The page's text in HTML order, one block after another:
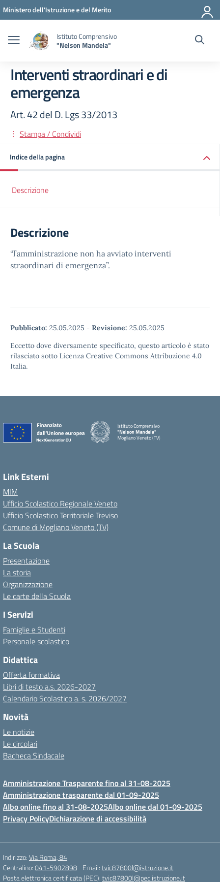
Vai ai contenuti
Vai al menu di navigazione
Vai al footer
Ministero dell'Istruzione e del Merito
Istituto Comprensivo
"Nelson Mandela"
Interventi straordinari e di
emergenza
Art. 42 del D. Lgs 33/2013
Stampa / Condividi
Indice della pagina
Descrizione
Descrizione
“l’amministrazione non ha avviato interventi
straordinari di emergenza”.
Pubblicato: 25.05.2025 - Revisione: 25.05.2025
Eccetto dove diversamente specificato, questo articolo è stato
rilasciato sotto Licenza Creative Commons Attribuzione 4.0
Italia.
Istituto Comprensivo
"Nelson Mandela"
Mogliano Veneto (TV)
Link Esterni
MIM
Ufficio Scolastico Regionale Veneto
Ufficio Scolastico Territoriale Treviso
Comune di Mogliano Veneto (TV)
La Scuola
Presentazione
La storia
Organizzazione
Le carte della Scuola
I Servizi
Famiglie e Studenti
Personale scolastico
Didattica
Offerta formativa
Libri di testo a.s. 2026-2027
Calendario Scolastico a. s. 2026/2027
Novità
Le notizie
Le circolari
Bacheca Sindacale
Amministrazione Trasparente fino al 31-08-2025
Amministrazione trasparente dal 01-09-2025
Albo online fino al 31-08-2025Albo online dal 01-09-2025
Privacy PolicyDichiarazione di accessibilità
Indirizzo:Via Roma, 84
Centralino:041-5902898 Email:tvic87800l@istruzione.it
Posta elettronica certificata (PEC):tvic87800l@pec.istruzione.it